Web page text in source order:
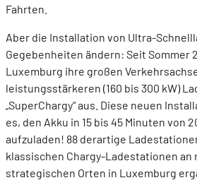
Fahrten.
Aber die Installation von Ultra-
Gegebenheiten ändern: Seit Sommer
Luxemburg ihre großen
leistungsstärkeren (160 bis 300 kW)
„SuperChargy“ aus. Diese neuen
es, den Akku in 15 bis 45 Minuten von
aufzuladen! 88 derartige
klassischen Chargy-Ladestationen an
strategischen Orten in Luxemburg